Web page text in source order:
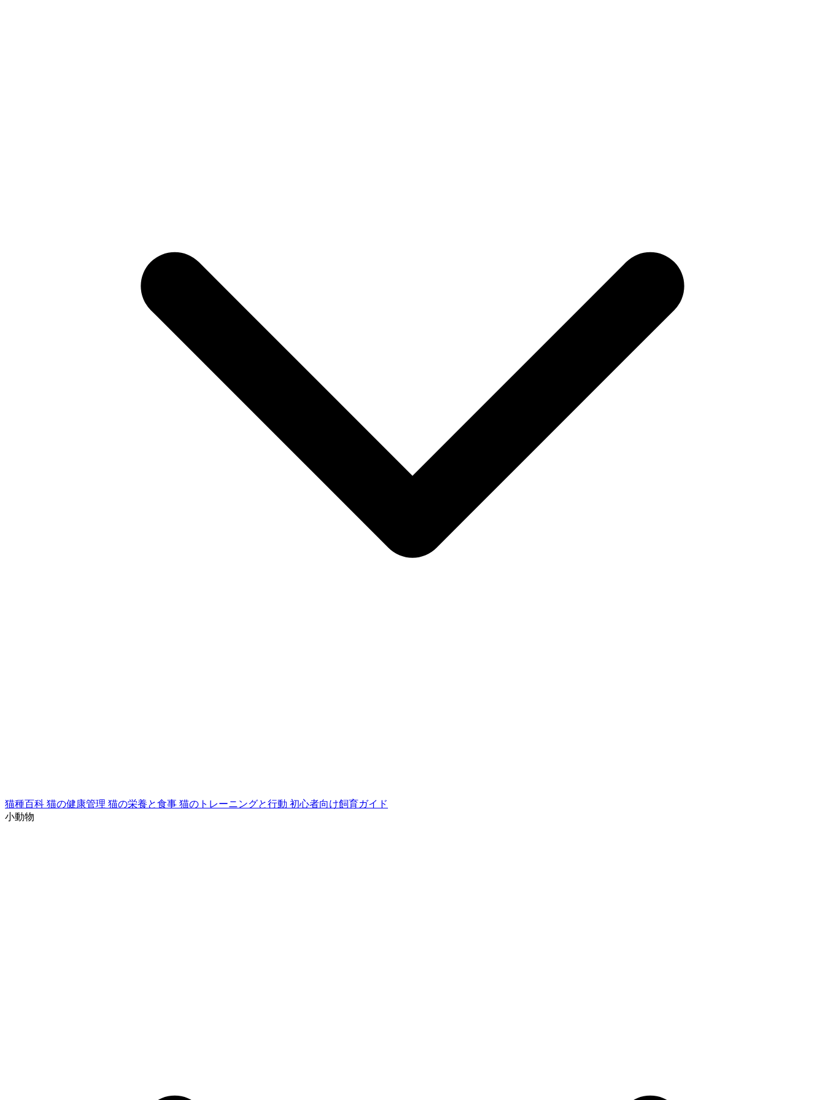
猫種百科 猫の健康管理 猫の栄養と食事 猫のトレーニングと行動 初心者向け飼育ガイド
小動物